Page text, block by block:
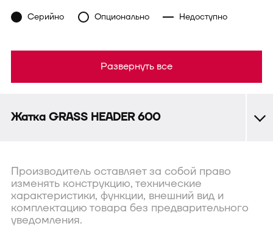
Жатка GRASS HEADER 600
Серийно Опционально Недоступно
Развернуть все
Производитель оставляет за собой право
изменять конструкцию, технические
характеристики, функции, внешний вид и
комплектацию товара без предварительного
уведомления.